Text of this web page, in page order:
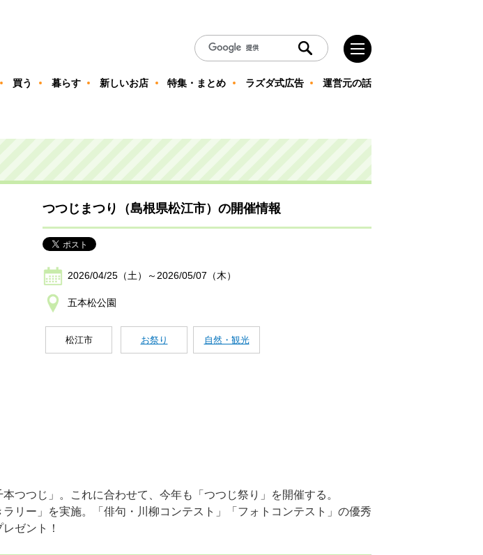
買う 暮らす 新しいお店 特集・まとめ ラズダ式広告 運営元の話
つつじまつり（島根県松江市）の開催情報
2026/04/25（土）～2026/05/07（木）
五本松公園
松江市 お祭り 自然・観光
つつじ」。これに合わせて、今年も「つつじ祭り」を開催する。
リー」を実施。「俳句・川柳コンテスト」「フォトコンテスト」の優秀
ゼント！